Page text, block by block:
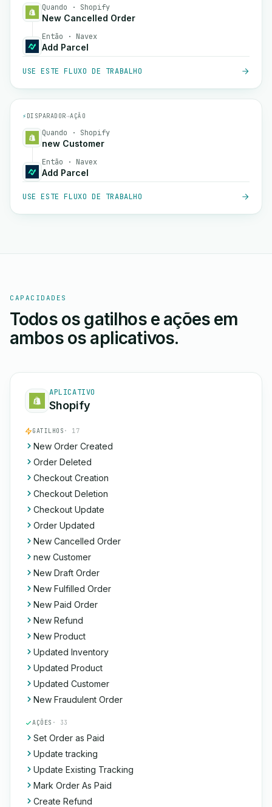
Quando · Shopify
New Cancelled Order
Então · Navex
Add Parcel
USE ESTE FLUXO DE TRABALHO
⚡ DISPARADOR→AÇÃO
Quando · Shopify
new Customer
Então · Navex
Add Parcel
USE ESTE FLUXO DE TRABALHO
CAPACIDADES
Todos os gatilhos e ações em
ambos os aplicativos.
APLICATIVO
Shopify
GATILHOS · 17
New Order Created
Order Deleted
Checkout Creation
Checkout Deletion
Checkout Update
Order Updated
New Cancelled Order
new Customer
New Draft Order
New Fulfilled Order
New Paid Order
New Refund
New Product
Updated Inventory
Updated Product
Updated Customer
New Fraudulent Order
AÇÕES · 33
Set Order as Paid
Update tracking
Update Existing Tracking
Mark Order As Paid
Create Refund